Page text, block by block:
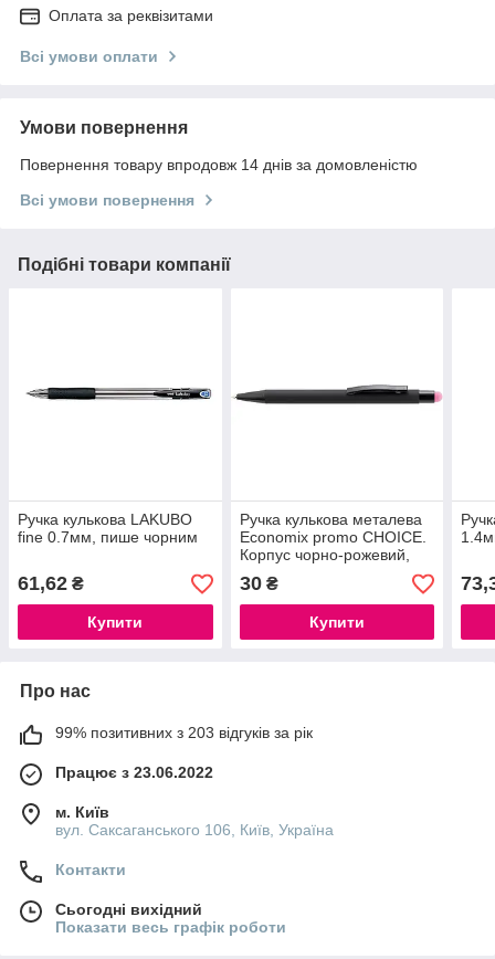
Оплата за реквізитами
Всі умови оплати
Умови повернення
Повернення товару впродовж 14 днів за домовленістю
Всі умови повернення
Подібні товари компанії
Ручка кулькова LAKUBO
fine 0.7мм, пише чорним
61,62 ₴
Купити
Ручка кулькова металева
Economix promo CHOICE.
Корпус чорно-рожевий,
пише синім
30₴
Купити
Про нас
99% позитивних з 203 відгуків за рік
Працює з 23.06.2022
м. Київ
вул. Саксаганського 106, Київ, Україна
Контакти
Сьогодні вихідний
Показати весь графік роботи